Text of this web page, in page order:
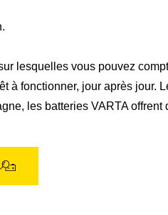
lesquelles vous pouvez
à fonctionner, jour après jour.
les batteries VARTA offrent